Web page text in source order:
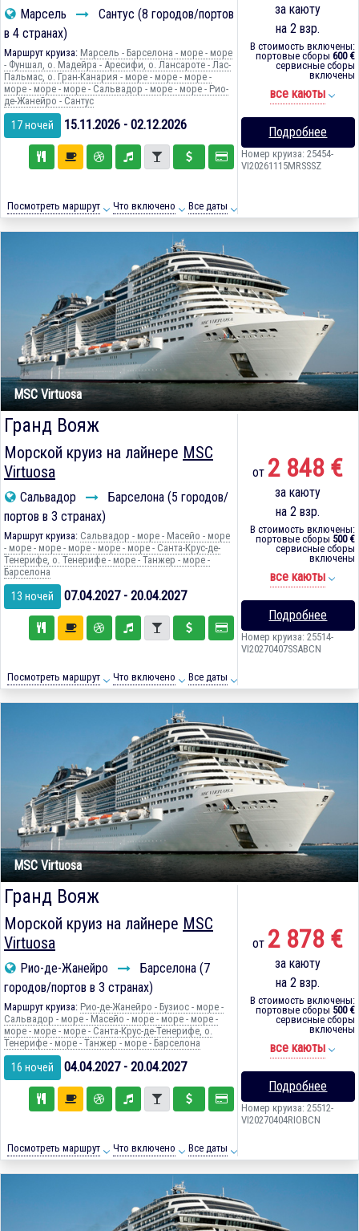
Марсель
Сантус (8 городов/портов
в 4 странах)
Маршрут круиза: Марсель - Барселона - море - море
- Фуншал, о. Мадейра - Аресифи, о. Лансароте - Лас-
Пальмас, о. Гран-Канария - море - море - море -
море - море - море - Сальвадор - море - море - Рио-
де-Жанейро - Сантус
17 ночей 15.11.2026 - 02.12.2026
Посмотреть маршрут Что включено Все даты
за каюту
на 2 взр.
В стоимость включены:
портовые сборы 600 €
сервисные сборы
включены
все каюты
Подробнее
Номер круиза: 25454-
VI20261115MRSSSZ
MSC Virtuosa
Гранд Вояж
Морской круиз на лайнере MSC
Virtuosa
Сальвадор
Барселона (5 городов/
портов в 3 странах)
Маршрут круиза: Сальвадор - море - Масейо - море
- море - море - море - море - море - Санта-Крус-де-
Тенерифе, о. Тенерифе - море - Танжер - море -
Барселона
13 ночей 07.04.2027 - 20.04.2027
Посмотреть маршрут Что включено Все даты
от 2 848 €
за каюту
на 2 взр.
В стоимость включены:
портовые сборы 500 €
сервисные сборы
включены
все каюты
Подробнее
Номер круиза: 25514-
VI20270407SSABCN
MSC Virtuosa
Гранд Вояж
Морской круиз на лайнере MSC
Virtuosa
Рио-де-Жанейро
Барселона (7
городов/портов в 3 странах)
Маршрут круиза: Рио-де-Жанейро - Бузиос - море -
Сальвадор - море - Масейо - море - море - море -
море - море - море - Санта-Крус-де-Тенерифе, о.
Тенерифе - море - Танжер - море - Барселона
16 ночей 04.04.2027 - 20.04.2027
Посмотреть маршрут Что включено Все даты
от 2 878 €
за каюту
на 2 взр.
В стоимость включены:
портовые сборы 500 €
сервисные сборы
включены
все каюты
Подробнее
Номер круиза: 25512-
VI20270404RIOBCN